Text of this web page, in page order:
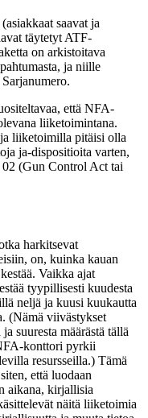
saavat ja
täytetyt ATF-
on arkistoitava
ja niille
että NFA-
liiketoimintana.
liiketoimilla pitäisi olla
ja-dispositioita varten,
(Gun Control Act tai
harkitsevat
on, kuinka kauan
Vaikka ajat
tyypillisesti kuudesta
neljä ja kuusi kuukautta
(Nämä viivästykset
suuresta määrästä tällä
konttori pyrkii
resursseilla.) Tämä
että luodaan
aikana, kirjallisia
näitä liiketoimia